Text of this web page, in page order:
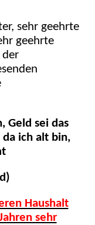
sehr geehrte
geehrte
Geld sei das
ich alt bin,
Haushalt
sehr